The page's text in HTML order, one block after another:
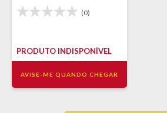
(0)
PRODUTO INDISPONÍVEL
AVISE-ME QUANDO CHEGAR